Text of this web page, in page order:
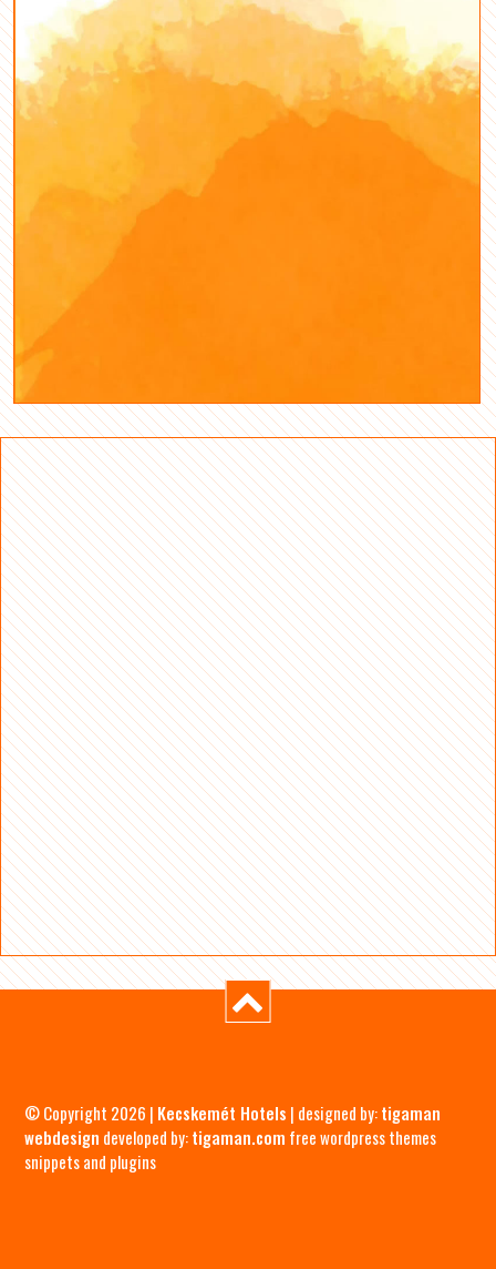
© Copyright 2026 | Kecskemét Hotels | designed by:tigaman
webdesign developed by:tigaman.com free wordpress themes
snippets and plugins